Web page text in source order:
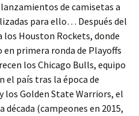
de camisetas a
para ello… Después del
Houston Rockets, donde
primera ronda de Playoffs
los Chicago Bulls, equipo
el país tras la época de
los Golden State Warriors, el
(campeones en 2015,